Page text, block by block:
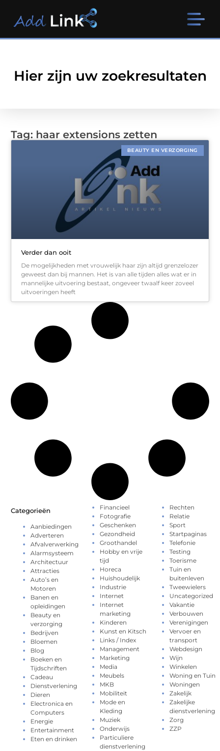
Hier zijn uw zoekresultaten
Tag: haar extensions zetten
BEAUTY EN VERZORGING
Verder dan ooit
De mogelijkheden met vrouwelijk haar zijn altijd grenzelozer
geweest dan bij mannen. Het is van alle tijden alles wat er in
mannelijke uitvoering bestaat, ongeveer twaalf keer zoveel
uitvoeringen heeft
Categorieën
Aanbiedingen
Adverteren
Afvalverwerking
Alarmsysteem
Architectuur
Attracties
Auto’s en
Motoren
Banen en
opleidingen
Beauty en
verzorging
Bedrijven
Bloemen
Blog
Boeken en
Tijdschriften
Cadeau
Dienstverlening
Dieren
Electronica en
Computers
Energie
Entertainment
Eten en drinken
Financieel
Fotografie
Geschenken
Gezondheid
Groothandel
Hobby en vrije
tijd
Horeca
Huishoudelijk
Industrie
Internet
Internet
marketing
Kinderen
Kunst en Kitsch
Links / Index
Management
Marketing
Media
Meubels
MKB
Mobiliteit
Mode en
Kleding
Muziek
Onderwijs
Particuliere
dienstverlening
Rechten
Relatie
Sport
Startpaginas
Telefonie
Testing
Toerisme
Tuin en
buitenleven
Tweewielers
Uncategorized
Vakantie
Verbouwen
Verenigingen
Vervoer en
transport
Webdesign
Wijn
Winkelen
Woning en Tuin
Woningen
Zakelijk
Zakelijke
dienstverlening
Zorg
ZZP